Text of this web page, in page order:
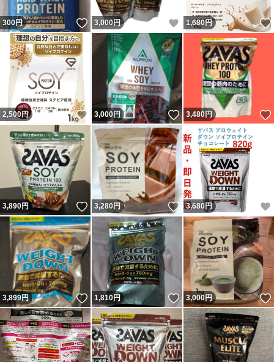
300円 いいね！
3,000円 いいね！
1,680円
2,500円 いいね！
3,000円 いいね！
3,480円
3,890円 いいね！
3,280円 いいね！
3,680円
3,899円 いいね！
1,810円 いいね！
3,000円